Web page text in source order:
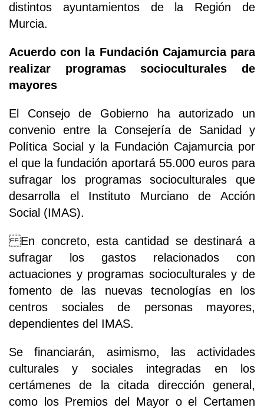
distintos ayuntamientos de la Región de
Murcia.
Acuerdo con la Fundación Cajamurcia para
realizar programas socioculturales de
mayores
El Consejo de Gobierno ha autorizado un
convenio entre la Consejería de Sanidad y
Política Social y la Fundación Cajamurcia por
el que la fundación aportará 55.000 euros para
sufragar los programas socioculturales que
desarrolla el Instituto Murciano de Acción
Social (IMAS).
En concreto, esta cantidad se destinará a
sufragar los gastos relacionados con
actuaciones y programas socioculturales y de
fomento de las nuevas tecnologías en los
centros sociales de personas mayores,
dependientes del IMAS.
Se financiarán, asimismo, las actividades
culturales y sociales integradas en los
certámenes de la citada dirección general,
como los Premios del Mayor o el Certamen